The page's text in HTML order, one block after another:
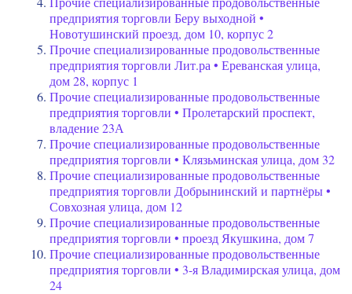
предприятия торговли Беру выходной •
Новотушинский проезд, дом 10, корпус 2
Прочие специализированные продовольственные
предприятия торговли Лит.ра • Ереванская улица,
дом 28, корпус 1
Прочие специализированные продовольственные
предприятия торговли • Пролетарский проспект,
владение 23А
Прочие специализированные продовольственные
предприятия торговли • Клязьминская улица, дом 32
Прочие специализированные продовольственные
предприятия торговли Добрынинский и партнёры •
Совхозная улица, дом 12
Прочие специализированные продовольственные
предприятия торговли • проезд Якушкина, дом 7
Прочие специализированные продовольственные
предприятия торговли • 3-я Владимирская улица, дом
24